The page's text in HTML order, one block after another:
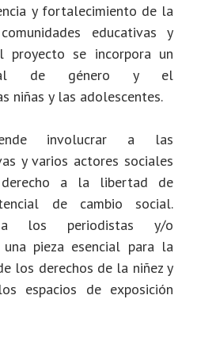
y fortalecimiento de la
educativas y
proyecto se incorpora un
de género y el
niñas y las adolescentes.
involucrar a las
y varios actores sociales
a la libertad de
de cambio social.
a los periodistas y/o
una pieza esencial para la
los derechos de la niñez y
espacios de exposición